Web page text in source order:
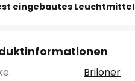
eingebautes Leuchtmittel
Briloner